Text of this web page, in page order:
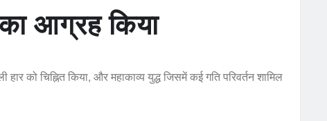
आग्रह किया
को चिह्नित किया, और महाकाव्य युद्ध जिसमें कई गति परिवर्तन शामिल